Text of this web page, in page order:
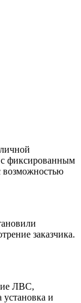
с фиксированным
возможностью
заказчика.
ЛВС,
установка и